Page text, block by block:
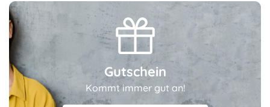
Gutschein
Kommt immer gut an!